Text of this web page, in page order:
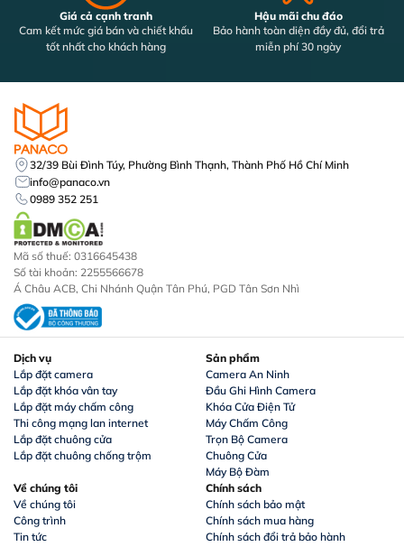
Giá cả cạnh tranh
Cam kết mức giá bán và chiết khấu
tốt nhất cho khách hàng
Hậu mãi chu đáo
Bảo hành toàn diện đầy đủ, đổi trả
miễn phí 30 ngày
Về chúng tôi
Về chúng tôi
Công trình
Tin tức
Dịch vụ
Lắp đặt camera
Lắp đặt khóa vân tay
Lắp đặt máy chấm công
Thi công mạng lan internet
Lắp đặt chuông cửa
Lắp đặt chuông chống trộm
Sản phẩm
Camera An Ninh
Đầu Ghi Hình Camera
Khóa Cửa Điện Tử
Máy Chấm Công
Trọn Bộ Camera
Chuông Cửa
Máy Bộ Đàm
Chính sách
Chính sách bảo mật
Chính sách mua hàng
Chính sách đổi trả bảo hành
32/39 Bùi Đình Túy, Phường Bình Thạnh, Thành Phố Hồ Chí Minh
info@panaco.vn
0989 352 251
Mã số thuế: 0316645438
Số tài khoản: 2255566678
Á Châu ACB, Chi Nhánh Quận Tân Phú, PGD Tân Sơn Nhì